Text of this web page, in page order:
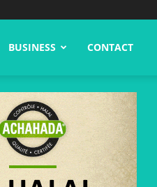
BUSINESS CONTACT